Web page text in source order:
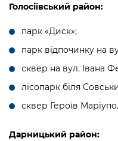
Голосіївський район:
парк «Диск»;
парк відпочинку на
сквер на вул. Івана
лісопарк біля
сквер Героїв
Дарницький район: